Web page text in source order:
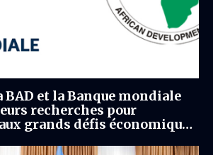
BAD et la Banque mondiale
recherches pour
grands défis économiques